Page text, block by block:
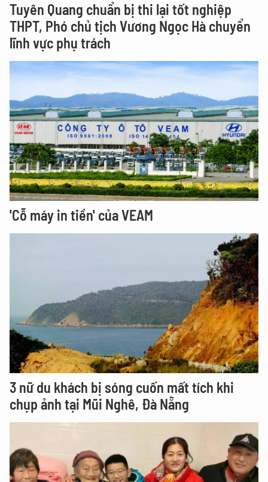
Tuyên Quang chuẩn bị thi lại tốt nghiệp
THPT, Phó chủ tịch Vương Ngọc Hà chuyển
lĩnh vực phụ trách
'Cỗ máy in tiền' của VEAM
3 nữ du khách bị sóng cuốn mất tích khi
chụp ảnh tại Mũi Nghê, Đà Nẵng